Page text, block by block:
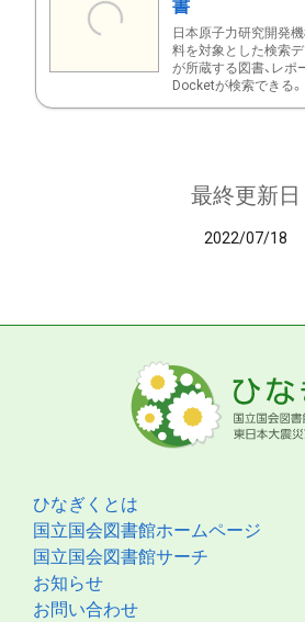
書
日本原子力研究開発
料を対象とした検索
が所蔵する図書、レポ
Docketが検索できる。
最終更新日
2022/07/18
ひなぎくとは
国立国会図書館ホームページ
国立国会図書館サーチ
お知らせ
お問い合わせ